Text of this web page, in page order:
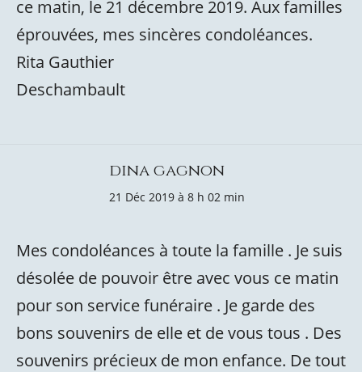
ce matin, le 21 décembre 2019. Aux familles
éprouvées, mes sincères condoléances.
Rita Gauthier
Deschambault
dina gagnon
21 Déc 2019 à 8 h 02 min
Mes condoléances à toute la famille . Je suis
désolée de pouvoir être avec vous ce matin
pour son service funéraire . Je garde des
bons souvenirs de elle et de vous tous . Des
souvenirs précieux de mon enfance. De tout